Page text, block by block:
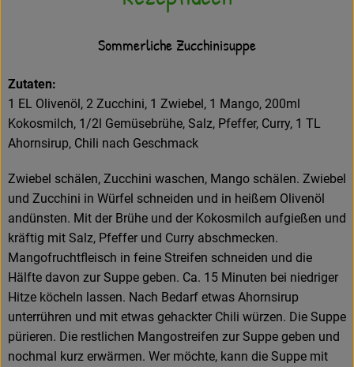
Sommerliche Zucchinisuppe
Zutaten:
1 EL Olivenöl, 2 Zucchini, 1 Zwiebel, 1 Mango, 200ml
Kokosmilch, 1/2l Gemüsebrühe, Salz, Pfeffer, Curry, 1 TL
Ahornsirup, Chili nach Geschmack
Zwiebel schälen, Zucchini waschen, Mango schälen. Zwiebel
und Zucchini in Würfel schneiden und in heißem Olivenöl
andünsten. Mit der Brühe und der Kokosmilch aufgießen und
kräftig mit Salz, Pfeffer und Curry abschmecken.
Mangofruchtfleisch in feine Streifen schneiden und die
Hälfte davon zur Suppe geben. Ca. 15 Minuten bei niedriger
Hitze köcheln lassen. Nach Bedarf etwas Ahornsirup
unterrühren und mit etwas gehackter Chili würzen. Die Suppe
pürieren. Die restlichen Mangostreifen zur Suppe geben und
nochmal kurz erwärmen. Wer möchte, kann die Suppe mit